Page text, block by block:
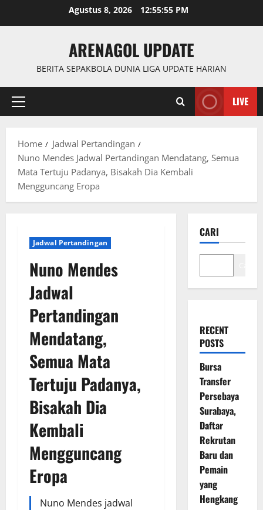
Agustus 8, 2026 12:55:56 PM
ARENAGOL UPDATE
BERITA SEPAKBOLA DUNIA LIGA UPDATE HARIAN
Primary
LIVE
Home
Jadwal Pertandingan
Nuno Mendes Jadwal Pertandingan Mendatang, Semua
Mata Tertuju Padanya, Bisakah Dia Kembali
Mengguncang Eropa
Jadwal Pertandingan
Nuno Mendes
Jadwal
Pertandingan
Mendatang,
Semua Mata
Tertuju Padanya,
Bisakah Dia
Kembali
Mengguncang
Eropa
Nuno Mendes jadwal
CARI
RECENT
POSTS
Bursa
Transfer
Persebaya
Surabaya,
Daftar
Rekrutan
Baru dan
Pemain
yang
Hengkang